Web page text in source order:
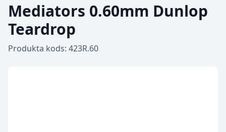
Mediators 0.60mm Dunlop
Teardrop
Produkta kods: 423R.60